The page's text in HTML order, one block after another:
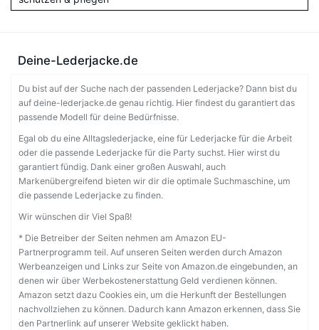
Deine-Lederjacke.de
Du bist auf der Suche nach der passenden Lederjacke? Dann bist du
auf deine-lederjacke.de genau richtig. Hier findest du garantiert das
passende Modell für deine Bedürfnisse.
Egal ob du eine Alltagslederjacke, eine für Lederjacke für die Arbeit
oder die passende Lederjacke für die Party suchst. Hier wirst du
garantiert fündig. Dank einer großen Auswahl, auch
Markenübergreifend bieten wir dir die optimale Suchmaschine, um
die passende Lederjacke zu finden.
Wir wünschen dir Viel Spaß!
* Die Betreiber der Seiten nehmen am Amazon EU-
Partnerprogramm teil. Auf unseren Seiten werden durch Amazon
Werbeanzeigen und Links zur Seite von Amazon.de eingebunden, an
denen wir über Werbekostenerstattung Geld verdienen können.
Amazon setzt dazu Cookies ein, um die Herkunft der Bestellungen
nachvollziehen zu können. Dadurch kann Amazon erkennen, dass Sie
den Partnerlink auf unserer Website geklickt haben.